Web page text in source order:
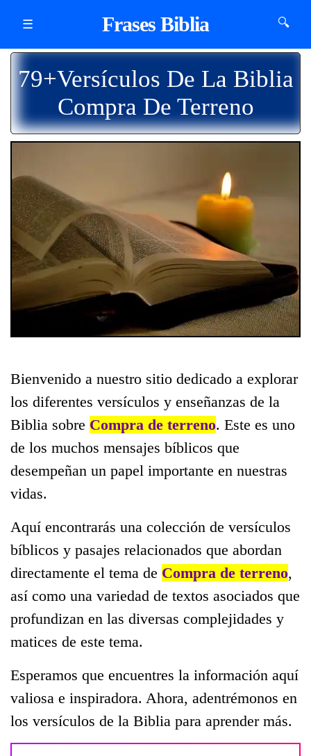
☰ Frases Biblia 🔍
79+Versículos De La Biblia
Compra De Terreno
Bienvenido a nuestro sitio dedicado a explorar
los diferentes versículos y enseñanzas de la
Biblia sobre Compra de terreno. Este es uno
de los muchos mensajes bíblicos que
desempeñan un papel importante en nuestras
vidas.
Aquí encontrarás una colección de versículos
bíblicos y pasajes relacionados que abordan
directamente el tema de Compra de terreno,
así como una variedad de textos asociados que
profundizan en las diversas complejidades y
matices de este tema.
Esperamos que encuentres la información aquí
valiosa e inspiradora. Ahora, adentrémonos en
los versículos de la Biblia para aprender más.